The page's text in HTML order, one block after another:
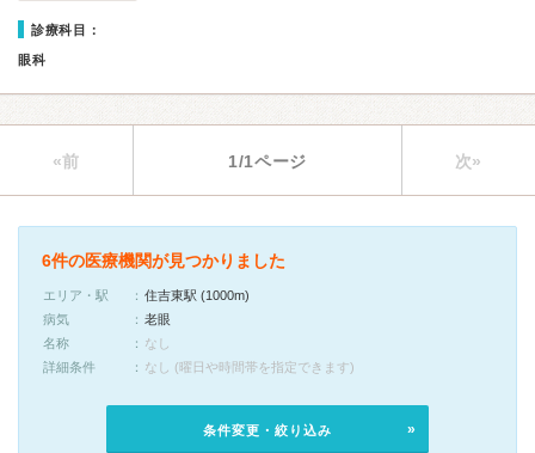
診療科目：
眼科
«前 1/1ページ 次»
6件の医療機関が見つかりました
エリア・駅
住吉東駅 (1000m)
病気
老眼
名称
なし
詳細条件
なし (曜日や時間帯を指定できます)
条件変更・絞り込み